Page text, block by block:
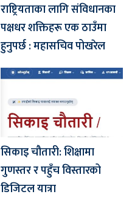
राष्ट्रियताका लागि संविधानका
पक्षधर शक्तिहरू एक ठाउँमा
हुनुपर्छ : महासचिव पोखरेल
सिकाइ चौतारी: शिक्षामा
गुणस्तर र पहुँच विस्तारको
डिजिटल यात्रा